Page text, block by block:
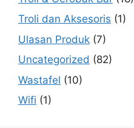
Troli dan Aksesoris (1)
Ulasan Produk (7)
Uncategorized (82)
Wastafel (10)
Wifi (1)